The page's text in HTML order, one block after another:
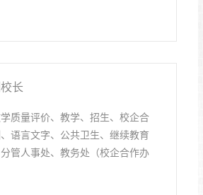
学院、生态与环境学院。
长
质量评价、教学、招生、校企合
语言文字、公共卫生、继续教育
管人事处、教务处（校企合作办
院。联系医学院、护理学院、检